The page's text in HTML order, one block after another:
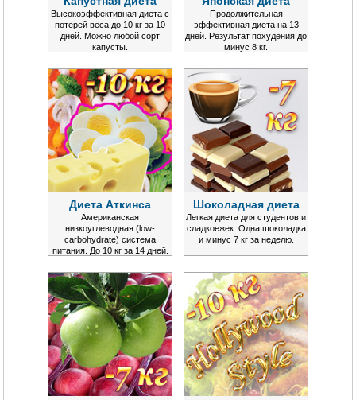
Высокоэффективная диета с
потерей веса до 10 кг за 10
дней. Можно любой сорт
капусты.
Продолжительная
эффективная диета на 13
дней. Результат похудения до
минус 8 кг.
Диета Аткинса
Американская
низкоуглеводная (low-
carbohydrate) система
питания. До 10 кг за 14 дней.
Шоколадная диета
Легкая диета для студентов и
сладкоежек. Одна шоколадка
и минус 7 кг за неделю.